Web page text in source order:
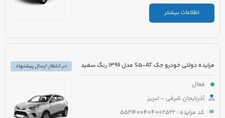
اطلاعات بیشتر
مزایده دولتی خودرو جک S5-AT مدل 1396 رنگ سفید
فعال
آذربایجان شرقی - تبریز
کد مزایده : 5521400404002522
در انتظار ارسال پیشنهاد